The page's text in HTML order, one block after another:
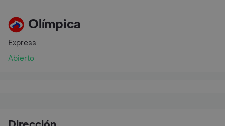
Olímpica
Express
Abierto